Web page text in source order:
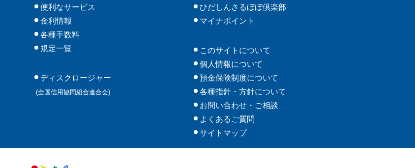
便利なサービス
金利情報
各種手数料
規定一覧
ディスクロージャー
(全国信用協同組合連合会)
ひだしんさるぼぼ倶楽部
マイナポイント
このサイトについて
個人情報について
預金保険制度について
各種指針・方針について
お問い合わせ・ご相談
よくあるご質問
サイトマップ